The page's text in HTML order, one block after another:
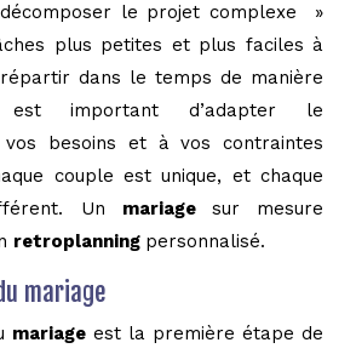
décomposer le projet complexe »
plus petites et plus faciles à
dans le temps de manière
important d’adapter le
besoins et à vos contraintes
couple est unique, et chaque
Un mariage sur mesure
retroplanning personnalisé.
mariage
mariage est la première étape de